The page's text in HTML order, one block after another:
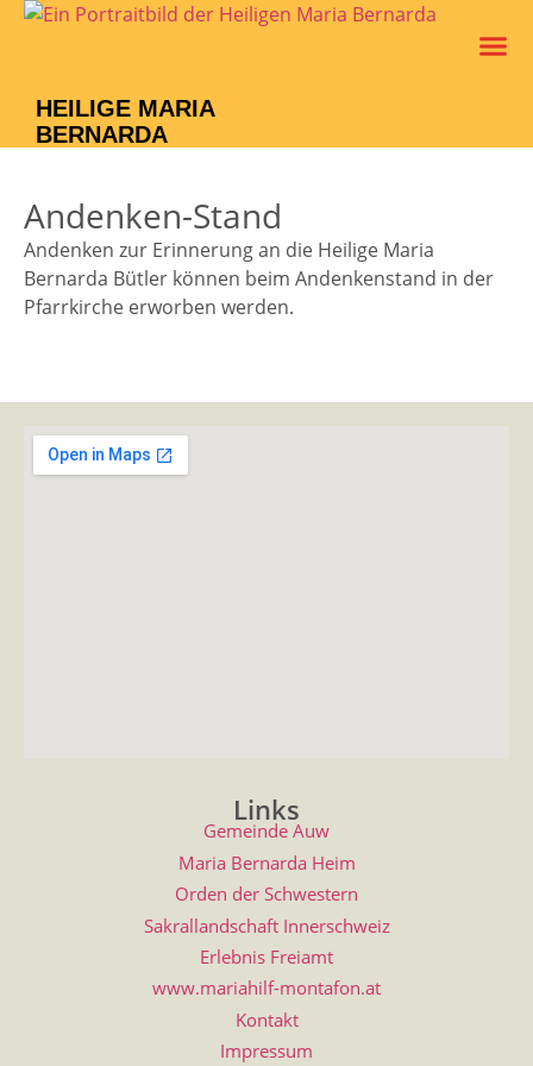
HEILIGE MARIA
BERNARDA
Andenken-Stand
Andenken zur Erinnerung an die Heilige Maria
Bernarda Bütler können beim Andenkenstand in der
Pfarrkirche erworben werden.
Links
Gemeinde Auw
Maria Bernarda Heim
Orden der Schwestern
Sakrallandschaft Innerschweiz
Erlebnis Freiamt
www.mariahilf-montafon.at
Kontakt
Impressum